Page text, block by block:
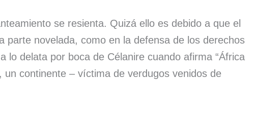
se resienta. Quizá ello es debido a que el
parte novelada, como en la defensa de los derechos
lo delata por boca de Célanire cuando afirma “África
continente – víctima de verdugos venidos de